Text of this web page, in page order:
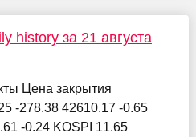
history за 21 августа
Цена закрытия
-278.38 42610.17 -0.65
-0.24 KOSPI 11.65